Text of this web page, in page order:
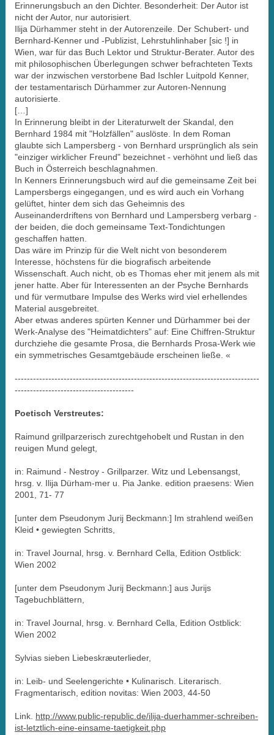
Erinnerungsbuch an den Dichter. Besonderheit: Der Autor ist
nicht der Autor, nur autorisiert.
Ilija Dürhammer steht in der Autorenzeile. Der Schubert- und
Bernhard-Kenner und -Publizist, Lehrstuhlinhaber [sic !] in
Wien, war für das Buch Lektor und Struktur-Berater. Autor des
mit philosophischen Überlegungen schwer befrachteten Texts
war der inzwischen verstorbene Bad Ischler Luitpold Kenner,
der testamentarisch Dürhammer zur Autoren-Nennung
autorisierte.
[…]
In Erinnerung bleibt in der Literaturwelt der Skandal, den
Bernhard 1984 mit "Holzfällen" auslöste. In dem Roman
glaubte sich Lampersberg - von Bernhard ursprünglich als sein
"einziger wirklicher Freund" bezeichnet - verhöhnt und ließ das
Buch in Österreich beschlagnahmen.
In Kenners Erinnerungsbuch wird auf die gemeinsame Zeit bei
Lampersbergs eingegangen, und es wird auch ein Vorhang
gelüftet, hinter dem sich das Geheimnis des
Auseinanderdriftens von Bernhard und Lampersberg verbarg -
der beiden, die doch gemeinsame Text-Tondichtungen
geschaffen hatten.
Das wäre im Prinzip für die Welt nicht von besonderem
Interesse, höchstens für die biografisch arbeitende
Wissenschaft. Auch nicht, ob es Thomas eher mit jenem als mit
jener hatte. Aber für Interessenten an der Psyche Bernhards
und für vermutbare Impulse des Werks wird viel erhellendes
Material ausgebreitet.
Aber etwas anderes spürten Kenner und Dürhammer bei der
Werk-Analyse des "Heimatdichters" auf: Eine Chiffren-Struktur
durchziehe die gesamte Prosa, die Bernhards Prosa-Werk wie
ein symmetrisches Gesamtgebäude erscheinen ließe. «
--------------------------------------------------------------------------------
---------------------------------------
Poetisch Verstreutes:
Raimund grillparzerisch zurechtgehobelt und Rustan in den
reuigen Mund gelegt,
in: Raimund - Nestroy - Grillparzer. Witz und Lebensangst,
hrsg. v. Ilija Dürham-mer u. Pia Janke. edition praesens: Wien
2001, 71- 77
[unter dem Pseudonym Jurij Beckmann:] Im strahlend weißen
Kleid • gewiegten Schritts,
in: Travel Journal, hrsg. v. Bernhard Cella, Edition Ostblick:
Wien 2002
[unter dem Pseudonym Jurij Beckmann:] aus Jurijs
Tagebuchblättern,
in: Travel Journal, hrsg. v. Bernhard Cella, Edition Ostblick:
Wien 2002
Sylvias sieben Liebeskræuterlieder,
in: Leib- und Seelengerichte • Kulinarisch. Literarisch.
Fragmentarisch, edition novitas: Wien 2003, 44-50
Link. http://www.public-republic.de/ilija-duerhammer-schreiben-
ist-letztlich-eine-einsame-taetigkeit.php